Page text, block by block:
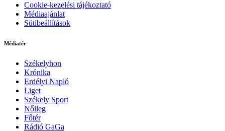
Cookie-kezelési tájékoztató
Médiaajánlat
Sütibeállítások
Médiatér
Székelyhon
Krónika
Erdélyi Napló
Liget
Székely Sport
Nőileg
Főtér
Rádió GaGa